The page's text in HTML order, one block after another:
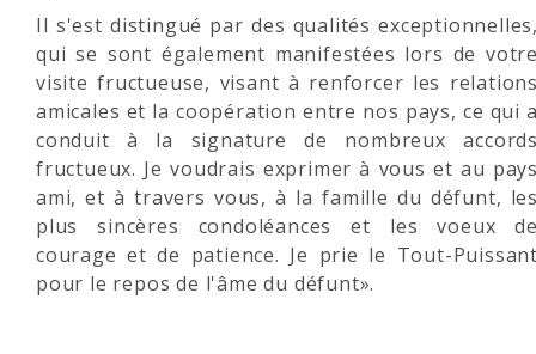
Il s'est distingué par des qualités
qui se sont également manifestées lors de
visite fructueuse, visant à renforcer les
amicales et la coopération entre nos pays, ce qui
conduit à la signature de nombreux
fructueux. Je voudrais exprimer à vous et au
ami, et à travers vous, à la famille du défunt,
plus sincères condoléances et les voeux
courage et de patience. Je prie le Tout-
pour le repos de l'âme du défunt».